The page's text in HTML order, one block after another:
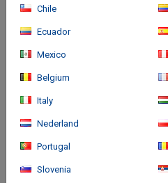
Chile
Ecuador
Mexico
Belgium
Italy
Nederland
Portugal
Slovenia